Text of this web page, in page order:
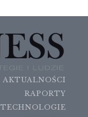
AKTUALNOŚCI
RAPORTY
TECHNOLOGIE